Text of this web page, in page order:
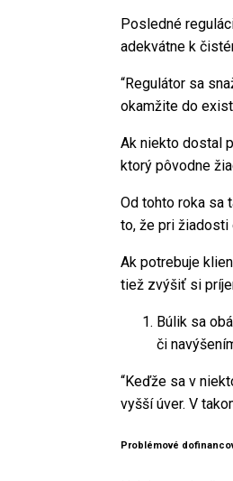
Posledné
adekvátne k
“Regulátor sa
okamžite do
Ak niekto dostal
ktorý pôvodne
Od tohto roka sa
to, že pri žiadosti
Ak potrebuje
tiež zvýšiť si
Búlik sa
či
“Keďže sa v
vyšší úver. V
Problémové